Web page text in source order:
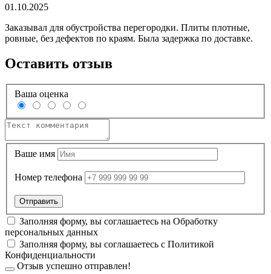
01.10.2025
Заказывал для обустройства перегородки. Плиты плотные,
ровные, без дефектов по краям. Была задержка по доставке.
Оставить отзыв
Ваша оценка
Ваше имя
Номер телефона
Заполняя форму, вы соглашаетесь на Обработку
персональных данных
Заполняя форму, вы соглашаетесь с Политикой
Конфиденциальности
Отзыв успешно отправлен!